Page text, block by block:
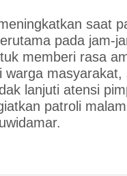
saat
pada jam-
memberi rasa
warga masyarakat,
lanjuti atensi
patroli